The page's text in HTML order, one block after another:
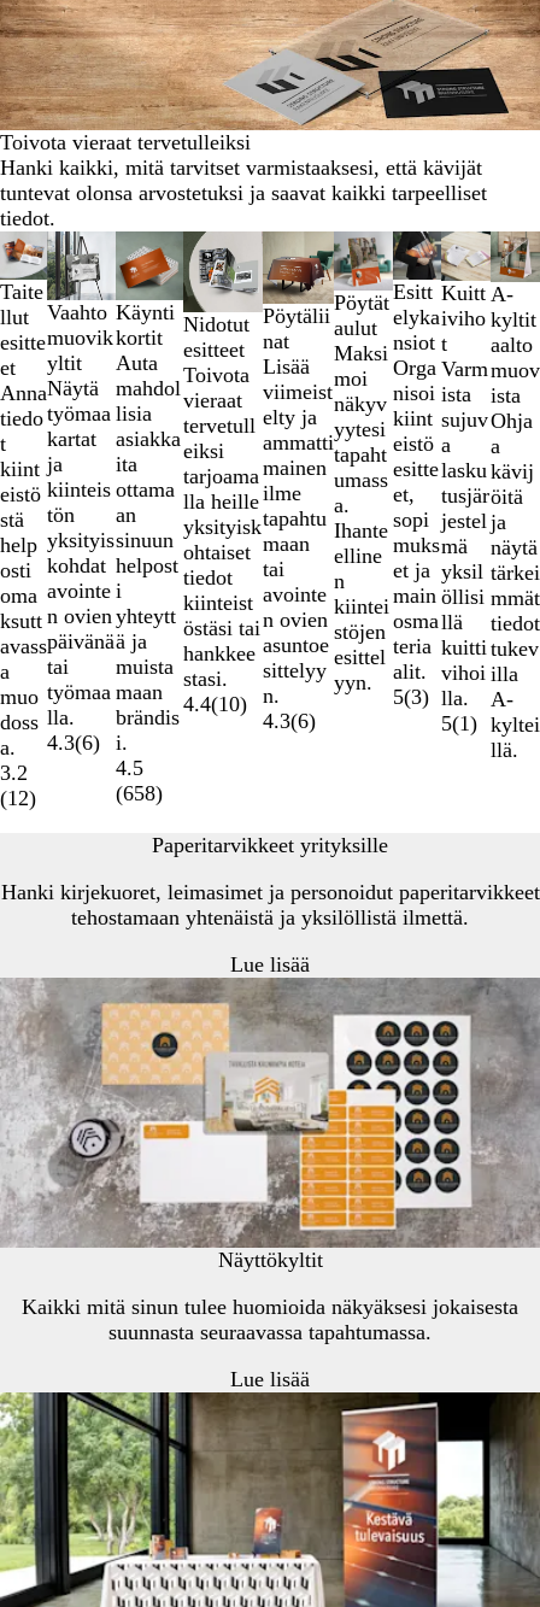
Toivota vieraat tervetulleiksi
Hanki kaikki, mitä tarvitset varmistaaksesi, että kävijät
tuntevat olonsa arvostetuksi ja saavat kaikki tarpeelliset
tiedot.
Taite
llut
esitte
et
Anna
tiedo
t
kiint
eistö
stä
help
osti
oma
ksutt
avass
a
muo
doss
a.
3.2
(12)
Uudet vaihtoehdot
Vaahto
muovik
yltit
Näytä
työmaa
kartat
ja
kiinteis
tön
yksityis
kohdat
avointe
n ovien
päivänä
tai
työmaa
lla.
4.3(6)
Käynti
kortit
Auta
mahdol
lisia
asiakka
ita
ottama
an
sinuun
helpost
i
yhteytt
ä ja
muista
maan
brändis
i.
4.5
(658)
Nidotut
esitteet
Toivota
vieraat
tervetull
eiksi
tarjoama
lla heille
yksityisk
ohtaiset
tiedot
kiinteist
östäsi tai
hankkee
stasi.
4.4(10)
Uudet vaihtoehdot
Pöytälii
nat
Lisää
viimeist
elty ja
ammatti
mainen
ilme
tapahtu
maan
tai
avointe
n ovien
asuntoe
sittelyy
n.
4.3(6)
Pöytät
aulut
Maksi
moi
näkyv
yytesi
tapaht
umass
a.
Ihante
elline
n
kiintei
stöjen
esittel
yyn.
Esitt
elyka
nsiot
Orga
nisoi
kiint
eistö
esitte
et,
sopi
muks
et ja
main
osma
teria
alit.
5(3)
Kuitt
iviho
t
Varm
ista
sujuv
a
lasku
tusjär
jestel
mä
yksil
öllisi
llä
kuitti
vihoi
lla.
5(1)
A-
kyltit
aalto
muov
ista
Ohja
a
kävij
öitä
ja
näytä
tärkei
mmät
tiedot
tukev
illa
A-
kyltei
llä.
Diat
1
–
2
/
9
Paperitarvikkeet yrityksille
Hanki kirjekuoret, leimasimet ja personoidut paperitarvikkeet
tehostamaan yhtenäistä ja yksilöllistä ilmettä.
Lue lisää
Näyttökyltit
Kaikki mitä sinun tulee huomioida näkyäksesi jokaisesta
suunnasta seuraavassa tapahtumassa.
Lue lisää